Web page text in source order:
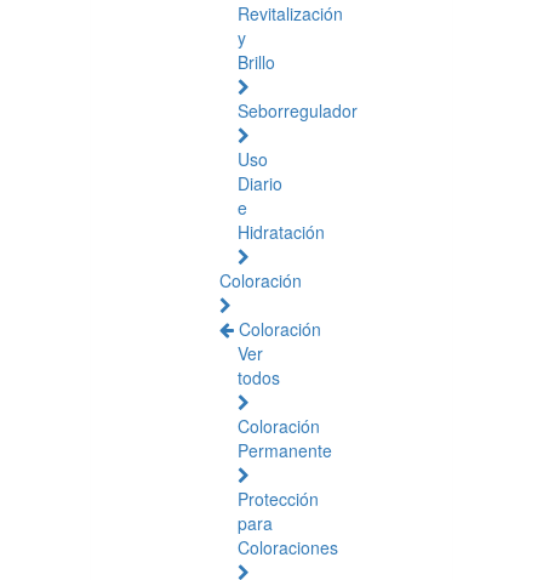
Revitalización
y
Brillo
Seborregulador
Uso
Diario
e
Hidratación
Coloración
Coloración
Ver
todos
Coloración
Permanente
Protección
para
Coloraciones